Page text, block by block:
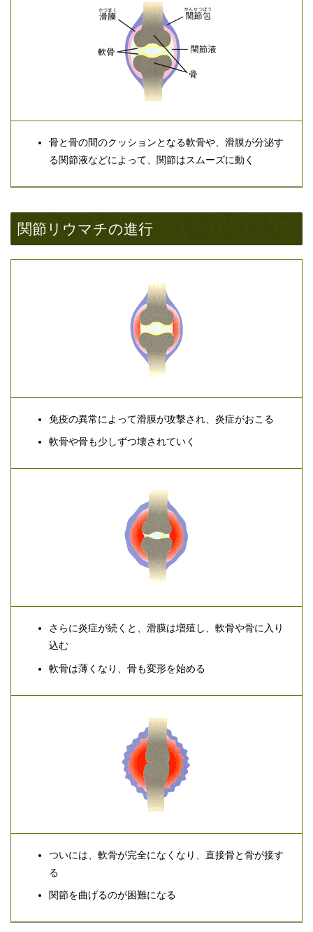
骨と骨の間のクッションとなる軟骨や、滑膜が分泌す
る関節液などによって、関節はスムーズに動く
関節リウマチの進行
免疫の異常によって滑膜が攻撃され、炎症がおこる
軟骨や骨も少しずつ壊されていく
さらに炎症が続くと、滑膜は増殖し、軟骨や骨に入り
込む
軟骨は薄くなり、骨も変形を始める
ついには、軟骨が完全になくなり、直接骨と骨が接す
る
関節を曲げるのが困難になる